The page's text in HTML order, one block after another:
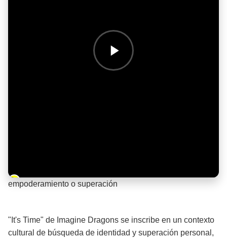
Barra de progreso de la reproducción
empoderamiento o superación
"It's Time" de Imagine Dragons se inscribe en un contexto
cultural de búsqueda de identidad y superación personal,